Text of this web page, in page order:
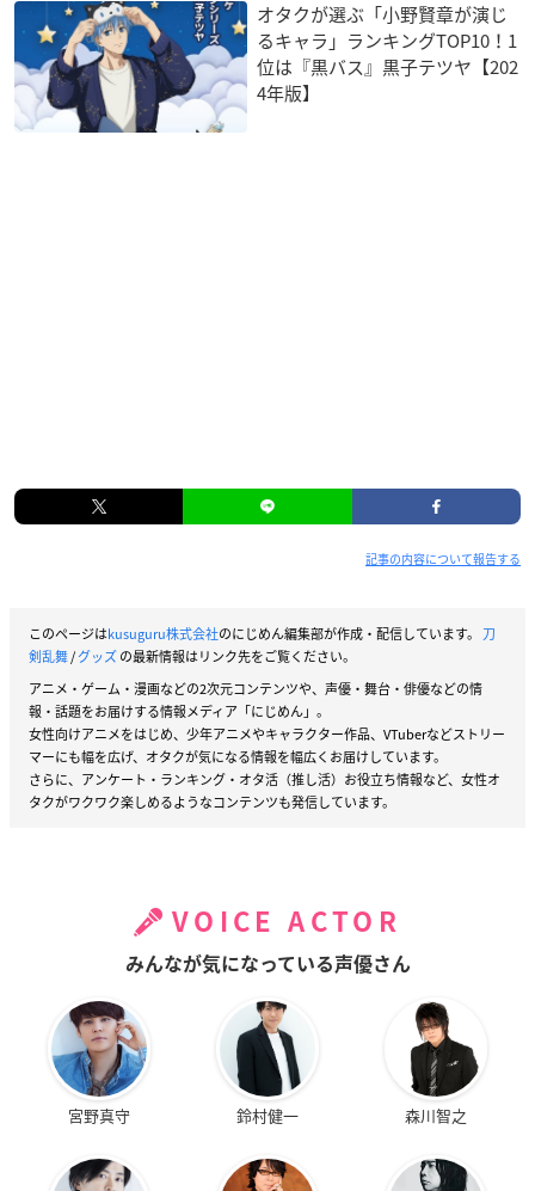
オタクが選ぶ「小野賢章が演じ
るキャラ」ランキングTOP10！1
位は『黒バス』黒子テツヤ【202
4年版】
記事の内容について報告する
このページはkusuguru株式会社のにじめん編集部が作成・配信しています。 刀
剣乱舞/グッズの最新情報はリンク先をご覧ください。
アニメ・ゲーム・漫画などの2次元コンテンツや、声優・舞台・俳優などの情
報・話題をお届けする情報メディア「にじめん」。
女性向けアニメをはじめ、少年アニメやキャラクター作品、VTuberなどストリー
マーにも幅を広げ、オタクが気になる情報を幅広くお届けしています。
さらに、アンケート・ランキング・オタ活（推し活）お役立ち情報など、女性オ
タクがワクワク楽しめるようなコンテンツも発信しています。
VOICE ACTOR
みんなが気になっている声優さん
宮野真守 鈴村健一 森川智之